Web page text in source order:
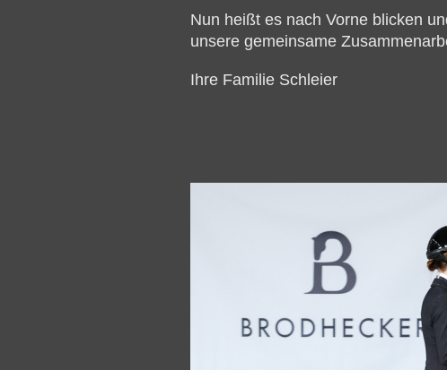
Nun heißt es nach Vorne blicken
unsere gemeinsame
Ihre Familie Schleier